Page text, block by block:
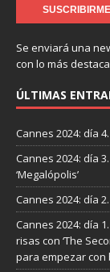
Se enviará una
con lo más
ÚLTIMAS
Cannes 2024: día
Cannes 2024: día 3.
‘Megalópolis’
Cannes 2024: día
Cannes 2024: día
risas con ‘The
para empezar con